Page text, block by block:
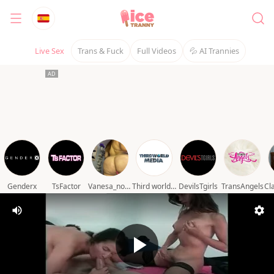
Live Sex Trans & Fuck Full Videos 💦 AI Trannies
Genderx TsFactor Vanesa_novvoa Third world media movies DevilsTgirls TransAngels